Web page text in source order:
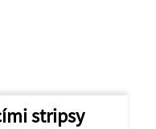
stripsy